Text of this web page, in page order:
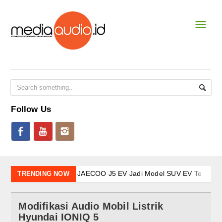
Event Terbaru
New Shoot
SQ
☰
Follow Us
TRENDING NOWJAECOO J5 EV Jadi Model SUV EV Terlaris di
Arsitektur Kendaraan Listrik BYD dalam
Modifikasi Audio Mobil Listrik
Hyundai IONIQ 5